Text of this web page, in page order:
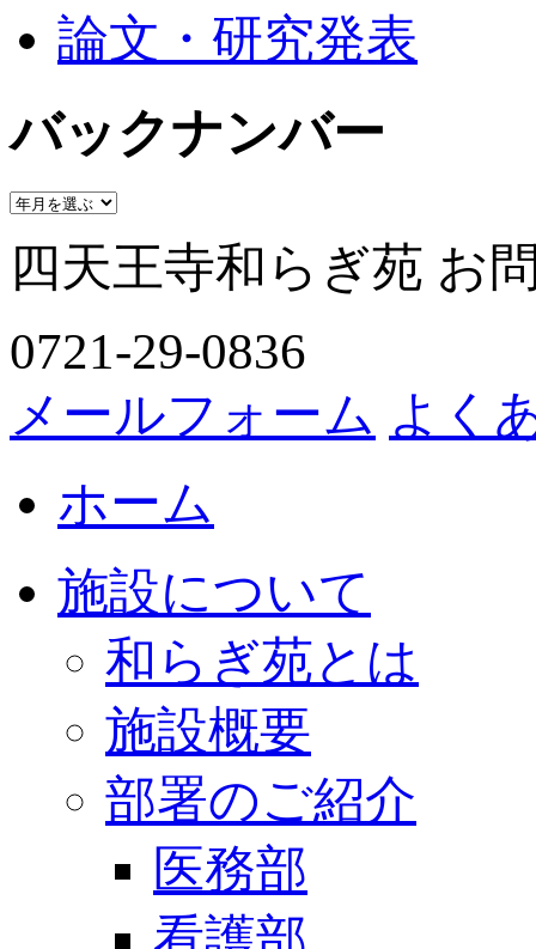
論文・研究発表
バックナンバー
四天王寺和らぎ苑 お
0721-29-0836
メールフォーム よく
ホーム
施設について
和らぎ苑とは
施設概要
部署のご紹介
医務部